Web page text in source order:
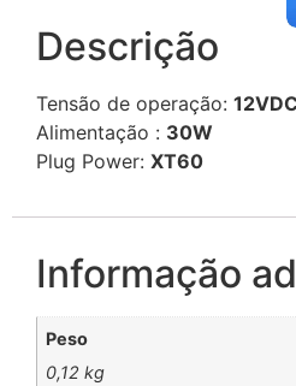
Descrição
Tensão de operação: 12VDC
Alimentação : 30W
Plug Power: XT60
Informação
Peso
0,12 kg